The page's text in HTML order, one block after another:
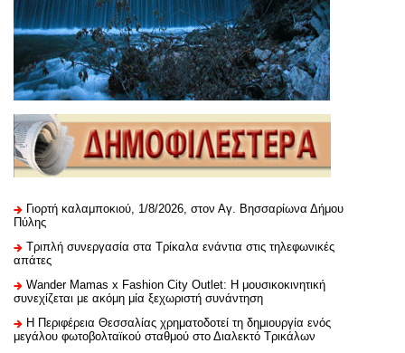
Γιορτή καλαμποκιού, 1/8/2026, στον Αγ. Βησσαρίωνα Δήμου
Πύλης
Τριπλή συνεργασία στα Τρίκαλα ενάντια στις τηλεφωνικές
απάτες
Wander Mamas x Fashion City Outlet: Η μουσικοκινητική
συνεχίζεται με ακόμη μία ξεχωριστή συνάντηση
H Περιφέρεια Θεσσαλίας χρηματοδοτεί τη δημιουργία ενός
μεγάλου φωτοβολταϊκού σταθμού στο Διαλεκτό Τρικάλων